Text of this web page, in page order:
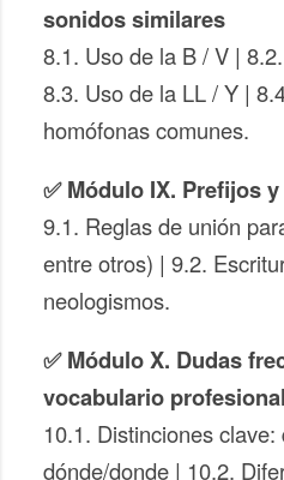
sonidos similares
8.1. Uso de la B / V |
8.3. Uso de la LL / Y |
homófonas comunes.
✅ Módulo IX. Prefijos
9.1. Reglas de unión
entre otros) | 9.2.
neologismos.
✅ Módulo X. Dudas
vocabulario profesional
10.1. Distinciones
dónde/donde | 10.2.